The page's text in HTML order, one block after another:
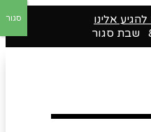
אלינו
סגור